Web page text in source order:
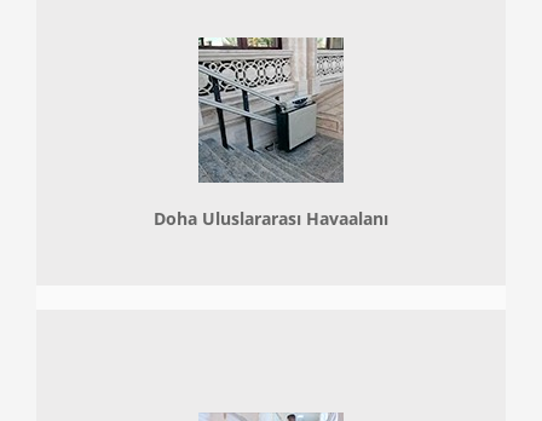
Doha Uluslararası Havaalanı